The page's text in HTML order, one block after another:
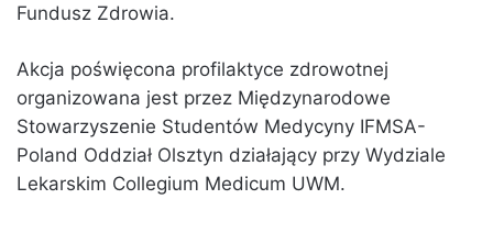
Fundusz Zdrowia.
Akcja poświęcona profilaktyce zdrowotnej
organizowana jest przez Międzynarodowe
Stowarzyszenie Studentów Medycyny IFMSA-
Poland Oddział Olsztyn działający przy Wydziale
Lekarskim Collegium Medicum UWM.